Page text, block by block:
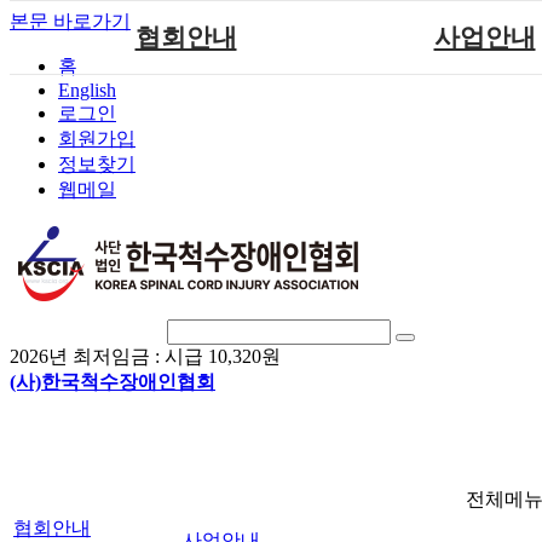
본문 바로가기
홈
English
로그인
회원가입
정보찾기
웹메일
2026년 최저임금 : 시급 10,320원
(사)한국척수장애인협회
협회안내
척수장애란?
정관
사업안내
전체메
협회안내